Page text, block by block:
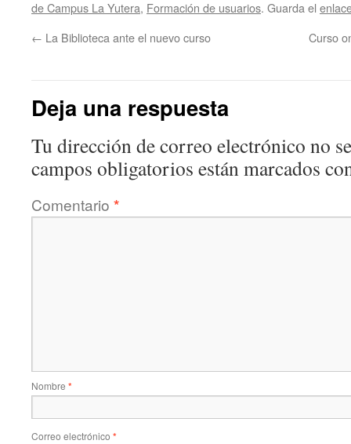
de Campus La Yutera, Formación de usuarios. Guarda el
← La Biblioteca ante el nuevo curso Curso
Deja una respuesta
Tu dirección de correo electrónico no
campos obligatorios están marcados
Comentario *
Nombre *
Correo electrónico *